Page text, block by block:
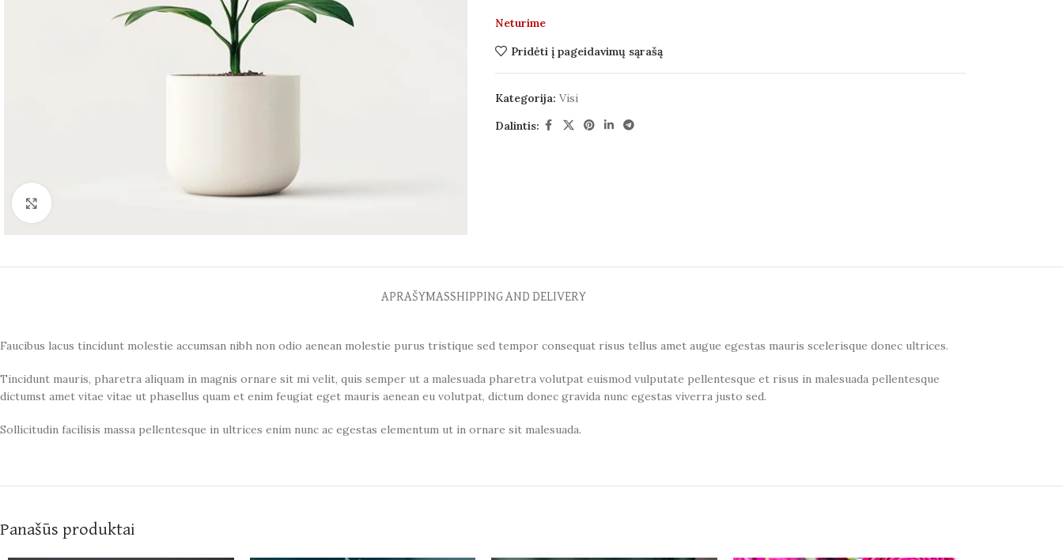
Neturime
Pridėti į pageidavimų sąrašą
Kategorija: Visi
Dalintis:
APRAŠYMASSHIPPING AND DELIVERY
Faucibus lacus tincidunt molestie accumsan nibh non odio aenean molestie purus tristique sed tempor consequat risus tellus amet augue egestas mauris scelerisque donec ultrices.
Tincidunt mauris, pharetra aliquam in magnis ornare sit mi velit, quis semper ut a malesuada pharetra volutpat euismod vulputate pellentesque et risus in malesuada pellentesque
dictumst amet vitae vitae ut phasellus quam et enim feugiat eget mauris aenean eu volutpat, dictum donec gravida nunc egestas viverra justo sed.
Sollicitudin facilisis massa pellentesque in ultrices enim nunc ac egestas elementum ut in ornare sit malesuada.
Panašūs produktai